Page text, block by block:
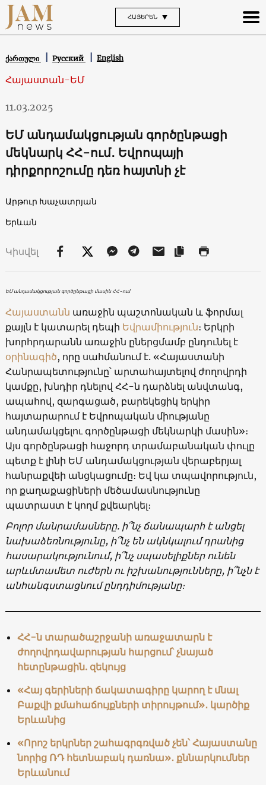
ՀԱՅԵՐԵՆ
ქართული Русский English
Հայաստան-ԵՄ
11.03.2025
ԵՄ անդամակցության գործընթացի
մեկնարկ ՀՀ-ում․ Եվրոպայի
դիրքորոշումը դեռ հայտնի չէ
Արթուր Խաչատրյան
Երևան
Կիսվել
ԵՄ անդամակցության գործընթացի մասին ՀՀ-ում
Հայաստանն առաջին պաշտոնական և ֆորմալ
քայլն է կատարել դեպի Եվրամիություն։ Երկրի
խորհրդարանն առաջին ըներցմամբ ընդունել է
օրինագիծ, որը սահմանում է. «Հայաստանի
Հանրապետությունը՝ արտահայտելով ժողովրդի
կամքը, խնդիր դնելով ՀՀ-ն դարձնել անվտանգ,
ապահով, զարգացած, բարեկեցիկ երկիր
հայտարարում է Եվրոպական միությանը
անդամակցելու գործընթացի մեկնարկի մասին»։
Այս գործընթացի հաջորդ տրամաբանական փուլը
պետք է լինի ԵՄ անդամակցության վերաբերյալ
հանրաքվեի անցկացումը։ Եվ կա տպավորություն,
որ քաղաքացիների մեծամասնությունը
պատրաստ է կողմ քվեարկել։
Բոլոր մանրամասները. ի՞նչ ճանապարհ է անցել
նախաձեռնությունը, ի՞նչ են ակնկալում դրանից
հասարակությունում, ի՞նչ սպասելիքներ ունեն
արևմտամետ ուժերն ու իշխանությունները, ի՞նչն է
անհանգստացնում ընդդիմությանը։
ՀՀ-ն տարածաշրջանի առաջատարն է
ժողովրդավարության հարցում՝ չնայած
հետընթացին. զեկույց
«Հայ գերիների ճակատագիրը կարող է մնալ
Բաքվի քմահաճույքների տիրույթում»․ կարծիք
Երևանից
«Որոշ երկրներ շահագրգռված չեն՝ Հայաստանը
նորից ՌԴ հետնաբակ դառնա»․ քննարկումներ
Երևանում